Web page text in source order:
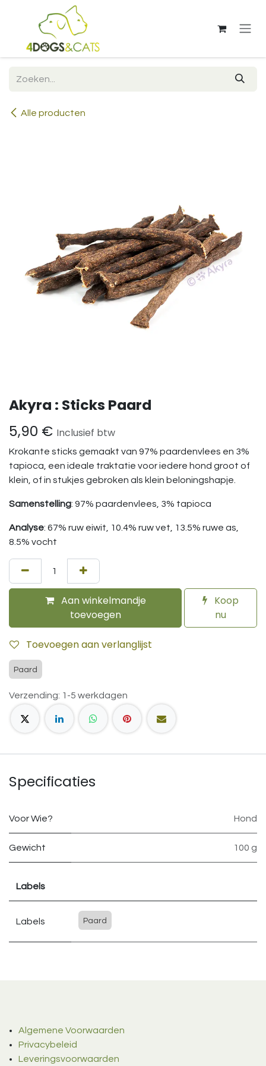
Overslaan naar inhoud
Alle producten
Akyra : Sticks Paard
5,90 € Inclusief btw
Krokante sticks gemaakt van 97% paardenvlees en 3%
tapioca, een ideale traktatie voor iedere hond groot of
klein, of in stukjes gebroken als klein beloningshapje.
Samenstelling: 97% paardenvlees, 3% tapioca
Analyse: 67% ruw eiwit, 10.4% ruw vet, 13.5% ruwe as,
8.5% vocht
Aan winkelmandje
toevoegen
Koop
nu
Toevoegen aan verlanglijst
Paard
Verzending: 1-5 werkdagen
Specificaties
Voor Wie? Hond
Gewicht 100 g
Labels
Labels Paard
Algemene Voorwaarden
Privacybeleid
Leveringsvoorwaarden